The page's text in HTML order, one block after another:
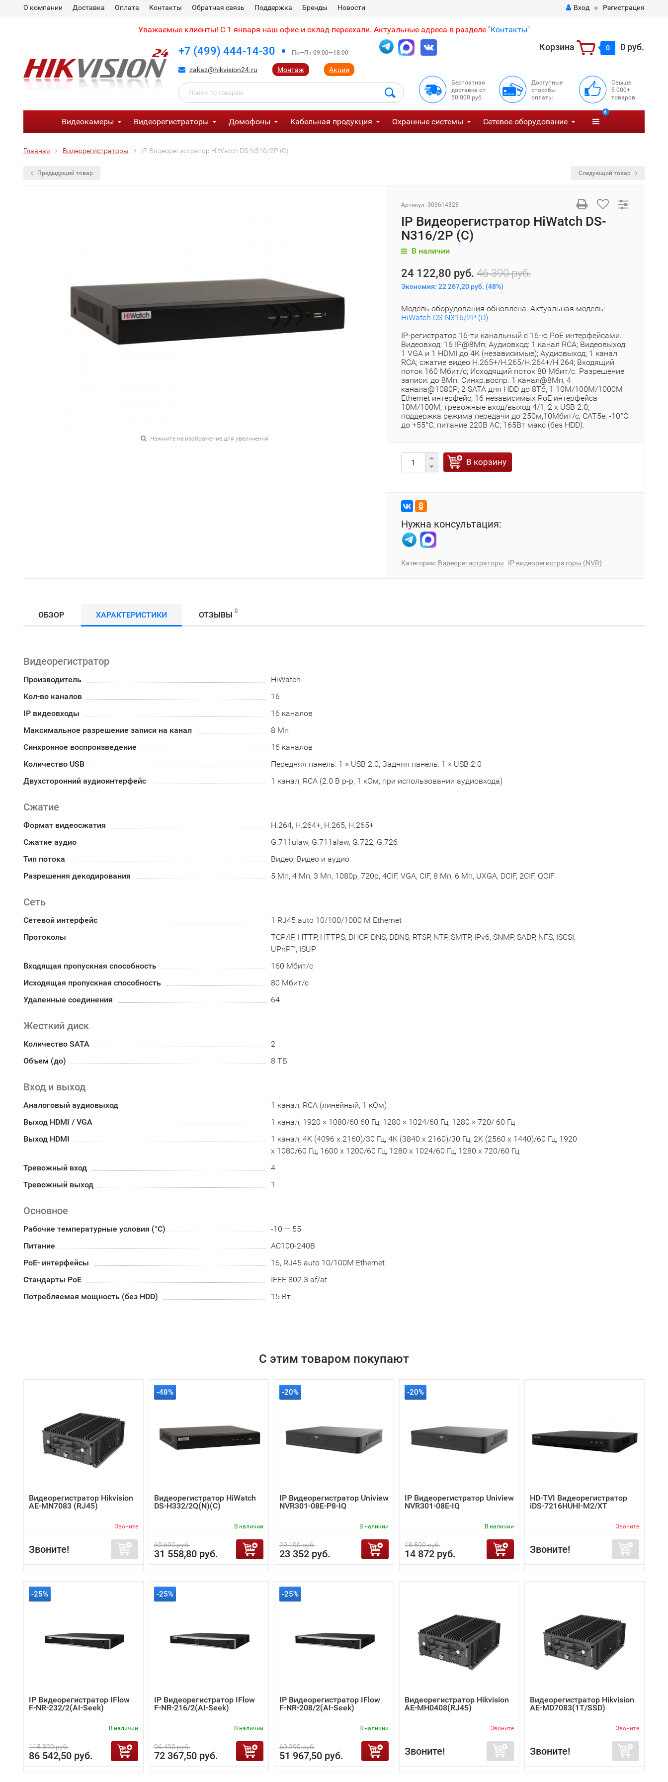
О компании Доставка Оплата Контакты Обратная связь Поддержка Бренды Новости Вход Регистрация
Уважаемые клиенты! С 1 января наш офис и склад переехали. Актуальные адреса в разделе "Контакты"
+7 (499) 444-14-30 Пн—Пт 09:00—18:00
zakaz@hikvision24.ru Монтаж Акции
Корзина 0 0 руб.
Бесплатная
доставка от
50 000 руб.
Доступные
способы
оплаты
Свыше
5 000+
товаров
Видеокамеры Видеорегистраторы Домофоны Кабельная продукция Охранные системы Сетевое оборудование
6
Главная Видеорегистраторы IP Видеорегистратор HiWatch DS-N316/2P (C)
Предыдущий товар Следующий товар
Нажмите на изображение для увеличения
Артикул: 303614328
IP Видеорегистратор HiWatch DS-
N316/2P (C)
В наличии
24 122,80 руб. 46 390 руб.
Экономия: 22 267,20 руб. (48%)
Модель оборудования обновлена. Актуальная модель:
HiWatch DS-N316/2P (D)
IP-регистратор 16-ти канальный c 16-ю PoE интерфейсами.
Видеовход: 16 IP@8Мп; Аудиовход: 1 канал RCA; Видеовыход:
1 VGA и 1 HDMI до 4К (независимые); Аудиовыход; 1 канал
RCA; сжатие видео H.265+/H.265/H.264+/H.264; Входящий
поток 160 Мбит/с; Исходящий поток 80 Мбит/с. Разрешение
записи: до 8Мп. Синхр.воспр. 1 канал@8Мп, 4
канала@1080P; 2 SATA для HDD до 8Тб, 1 10M/100M/1000M
Ethernet интерфейс; 16 независимых PoE интерфейса
10M/100M; тревожные вход/выход 4/1, 2 х USB 2.0;
поддержка режима передачи до 250м,10Мбит/с, CAT5e; -10°C
до +55°C; питание 220В АC; 165Вт макс (без HDD).
В корзину
Нужна консультация:
Категории: Видеорегистраторы IP видеорегистраторы (NVR)
ОБЗОР ХАРАКТЕРИСТИКИ ОТЗЫВЫ 0
Видеорегистратор
Производитель
HiWatch
Кол-во каналов
16
IP видеовходы
16 каналов
Максимальное разрешение записи на канал
8 Мп
Синхронное воспроизведение
16 каналов
Количество USB
Передняя панель: 1 × USB 2.0; Задняя панель: 1 × USB 2.0
Двухсторонний аудиоинтерфейс
1 канал, RCA (2.0 В p-p, 1 кОм, при использовании аудиовхода)
Сжатие
Формат видеосжатия
H.264, H.264+, H.265, H.265+
Сжатие аудио
G.711ulaw, G.711alaw, G.722, G.726
Тип потока
Видео, Видео и аудио
Разрешения декодирования
5 Мп, 4 Мп, 3 Мп, 1080p, 720p, 4CIF, VGA, CIF, 8 Мп, 6 Мп, UXGA, DCIF, 2CIF, QCIF
Сеть
Сетевой интерфейс
1 RJ45 auto 10/100/1000 М Ethernet
Протоколы
TCP/IP, HTTP, HTTPS, DHCP, DNS, DDNS, RTSP, NTP, SMTP, IPv6, SNMP, SADP, NFS, ISCSI,
UPnP™, ISUP
Входящая пропускная способность
160 Мбит/с
Исходящая пропускная способность
80 Мбит/с
Удаленные соединения
64
Жесткий диск
Количество SATA
2
Объем (до)
8 ТБ
Вход и выход
Аналоговый аудиовыход
1 канал, RCA (линейный, 1 кОм)
Выход HDMI / VGA
1 канал, 1920 × 1080/60 60 Гц, 1280 × 1024/60 Гц, 1280 × 720/ 60 Гц
Выход HDMI
1 канал, 4K (4096 x 2160)/30 Гц, 4K (3840 x 2160)/30 Гц, 2K (2560 x 1440)/60 Гц, 1920
x 1080/60 Гц, 1600 x 1200/60 Гц, 1280 x 1024/60 Гц, 1280 x 720/60 Гц
Тревожный вход
4
Тревожный выход
1
Основное
Рабочие температурные условия (°С)
-10 — 55
Питание
AC100-240B
PoE- интерфейсы
16, RJ45 auto 10/100M Ethernet
Стандарты РоЕ
IEEE 802.3 af/at
Потребляемая мощность (без HDD)
15 Вт.
С этим товаром покупают
Видеорегистратор Hikvision
AE-MN7083 (RJ45)
Звоните
Звоните!
-48%
Видеорегистратор HiWatch
DS-H332/2Q(N)(C)
В наличии
60 690 руб.
31 558,80 руб.
-20%
IP Видеорегистратор Uniview
NVR301-08E-P8-IQ
В наличии
29 190 руб.
23 352 руб.
-20%
IP Видеорегистратор Uniview
NVR301-08E-IQ
В наличии
18 590 руб.
14 872 руб.
HD-TVI Видеорегистратор
iDS-7216HUHI-M2/XT
Звоните
Звоните!
-25%
IP Видеорегистратор IFlow
F-NR-232/2(AI-Seek)
В наличии
115 390 руб.
86 542,50 руб.
-25%
IP Видеорегистратор IFlow
F-NR-216/2(AI-Seek)
В наличии
96 490 руб.
72 367,50 руб.
-25%
IP Видеорегистратор IFlow
F-NR-208/2(AI-Seek)
В наличии
69 290 руб.
51 967,50 руб.
Видеорегистратор Hikvision
AE-MH0408(RJ45)
Звоните
Звоните!
Видеорегистратор Hikvision
AE-MD7083(1T/SSD)
Звоните
Звоните!